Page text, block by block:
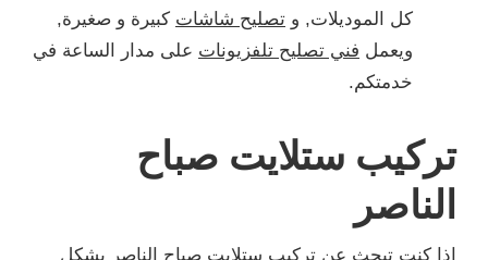
كل الموديلات, و تصليح شاشات كبيرة و صغيرة,
ويعمل فني تصليح تلفزيونات على مدار الساعة في
خدمتكم.
تركيب ستلايت صباح
الناصر
إذا كنت تبحث عن تركيب ستلايت صباح الناصر بشكل